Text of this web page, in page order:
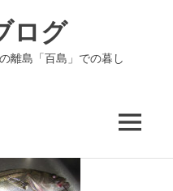
ログ
離島「百島」での暮し
MENU